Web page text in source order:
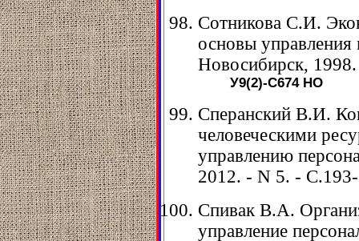
Сотникова С.И.
основы управления
Новосибирск,
У9(2)-С674НО
Сперанский В.И.
человеческими
управлению
2012. - N 5. -
Спивак В.А.
управление